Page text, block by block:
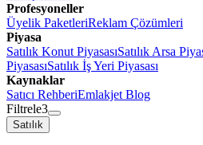
Profesyoneller
Üyelik PaketleriReklam Çözümleri
Piyasa
Satılık Konut PiyasasıSatılık Arsa
PiyasasıSatılık İş Yeri Piyasası
Kaynaklar
Satıcı RehberiEmlakjet Blog
Filtrele3
Satılık